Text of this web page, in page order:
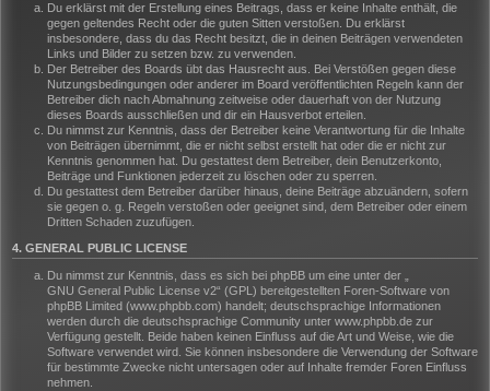
Du erklärst mit der Erstellung eines Beitrags, dass er keine Inhalte enthält, die
gegen geltendes Recht oder die guten Sitten verstoßen. Du erklärst
insbesondere, dass du das Recht besitzt, die in deinen Beiträgen verwendeten
Links und Bilder zu setzen bzw. zu verwenden.
Der Betreiber des Boards übt das Hausrecht aus. Bei Verstößen gegen diese
Nutzungsbedingungen oder anderer im Board veröffentlichten Regeln kann der
Betreiber dich nach Abmahnung zeitweise oder dauerhaft von der Nutzung
dieses Boards ausschließen und dir ein Hausverbot erteilen.
Du nimmst zur Kenntnis, dass der Betreiber keine Verantwortung für die Inhalte
von Beiträgen übernimmt, die er nicht selbst erstellt hat oder die er nicht zur
Kenntnis genommen hat. Du gestattest dem Betreiber, dein Benutzerkonto,
Beiträge und Funktionen jederzeit zu löschen oder zu sperren.
Du gestattest dem Betreiber darüber hinaus, deine Beiträge abzuändern, sofern
sie gegen o. g. Regeln verstoßen oder geeignet sind, dem Betreiber oder einem
Dritten Schaden zuzufügen.
4. GENERAL PUBLIC LICENSE
Du nimmst zur Kenntnis, dass es sich bei phpBB um eine unter der „
GNU General Public License v2“ (GPL) bereitgestellten Foren-Software von
phpBB Limited (www.phpbb.com) handelt; deutschsprachige Informationen
werden durch die deutschsprachige Community unter www.phpbb.de zur
Verfügung gestellt. Beide haben keinen Einfluss auf die Art und Weise, wie die
Software verwendet wird. Sie können insbesondere die Verwendung der Software
für bestimmte Zwecke nicht untersagen oder auf Inhalte fremder Foren Einfluss
nehmen.